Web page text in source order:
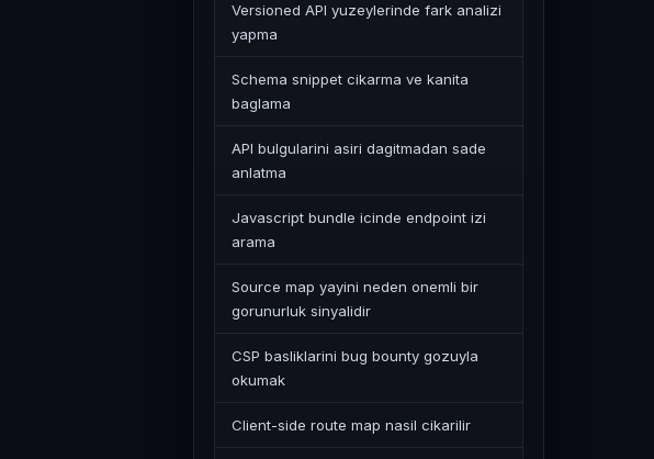
Versioned API yuzeylerinde fark analizi
yapma
Schema snippet cikarma ve kanita
baglama
API bulgularini asiri dagitmadan sade
anlatma
Javascript bundle icinde endpoint izi
arama
Source map yayini neden onemli bir
gorunurluk sinyalidir
CSP basliklarini bug bounty gozuyla
okumak
Client-side route map nasil cikarilir